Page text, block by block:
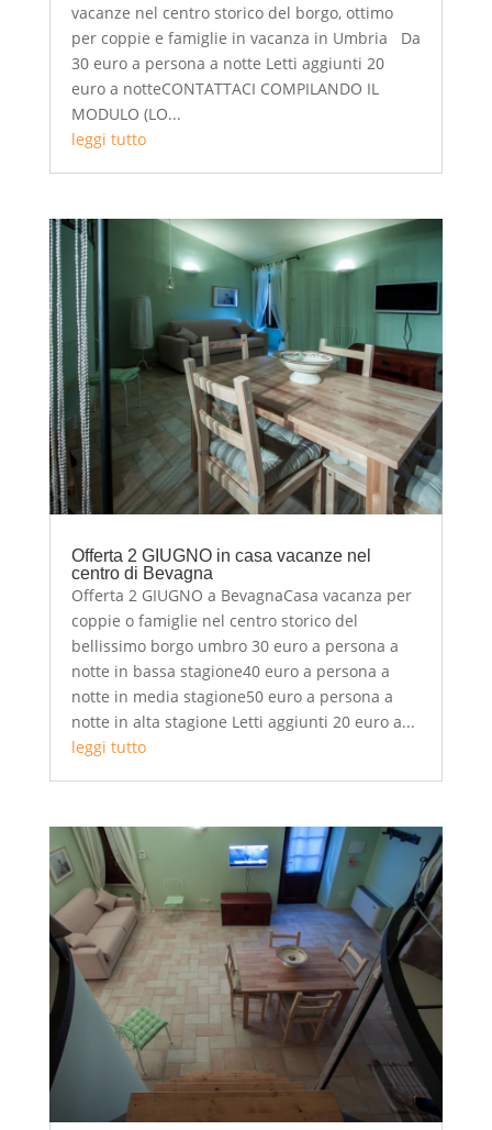
vacanze nel centro storico del borgo, ottimo
per coppie e famiglie in vacanza in Umbria Da
30 euro a persona a notte Letti aggiunti 20
euro a notteCONTATTACI COMPILANDO IL
MODULO (LO...
leggi tutto
Offerta 2 GIUGNO in casa vacanze nel
centro di Bevagna
Offerta 2 GIUGNO a BevagnaCasa vacanza per
coppie o famiglie nel centro storico del
bellissimo borgo umbro 30 euro a persona a
notte in bassa stagione40 euro a persona a
notte in media stagione50 euro a persona a
notte in alta stagione Letti aggiunti 20 euro a...
leggi tutto